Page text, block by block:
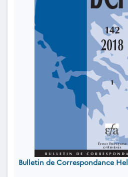
Bulletin de Correspondance